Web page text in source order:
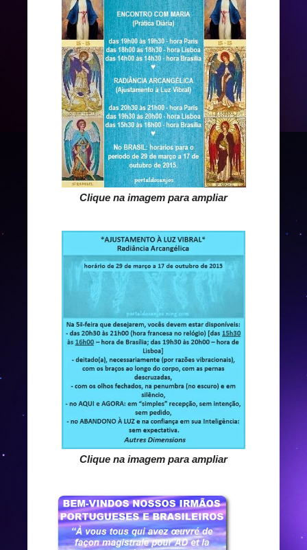
Clique na imagem para ampliar
Clique na imagem para ampliar